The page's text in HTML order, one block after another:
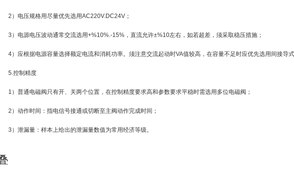
2）电压规格用尽量优先选用AC220V.DC24V；
3）电源电压波动通常交流选用+%10%.-15%，直流允许±%10左右，如若超差，须采取稳压措施；
4）应根据电源容量选择额定电流和消耗功率。须注意交流起动时VA值较高，在容量不足时应优先选用间接导式
5.控制精度
1）普通电磁阀只有开、关两个位置，在控制精度要求高和参数要求平稳时需选用多位电磁阀；
2）动作时间：指电信号接通或切断至主阀动作完成时间；
3）泄漏量：样本上给出的泄漏量数值为常用经济等级。